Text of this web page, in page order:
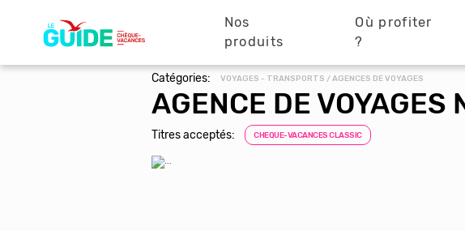
principale
Nos
produits
Où profiter
?
Catégories: VOYAGES - TRANSPORTS / AGENCES DE VOYAGES
AGENCE DE VOYAGES
Titres acceptés: CHEQUE-VACANCES CLASSIC